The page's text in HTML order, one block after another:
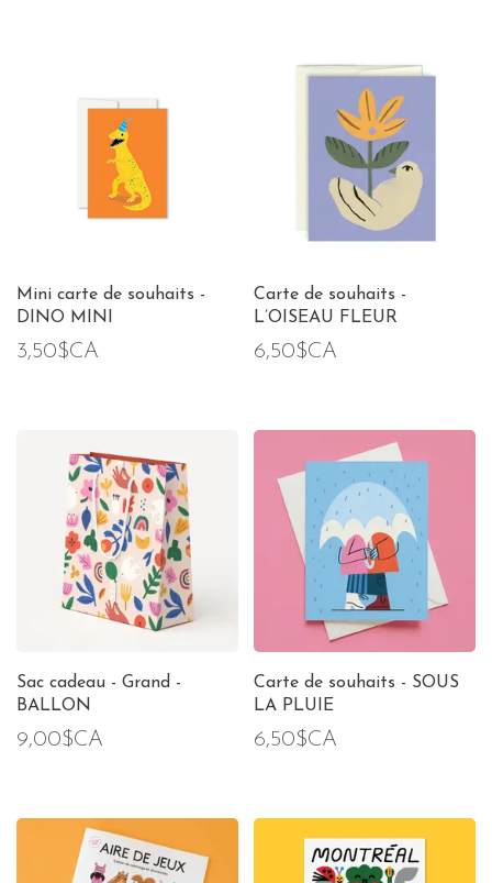
Mini carte de souhaits -
DINO MINI
3,50$CA
Carte de souhaits -
L’OISEAU FLEUR
6,50$CA
Sac cadeau - Grand -
BALLON
9,00$CA
Carte de souhaits - SOUS
LA PLUIE
6,50$CA